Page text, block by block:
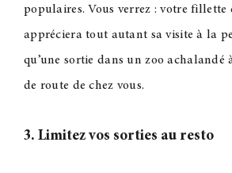
populaires. Vous verrez : votre fillette
appréciera tout autant sa visite à la
qu’une sortie dans un zoo achalandé
de route de chez vous.
3. Limitez vos sorties au resto